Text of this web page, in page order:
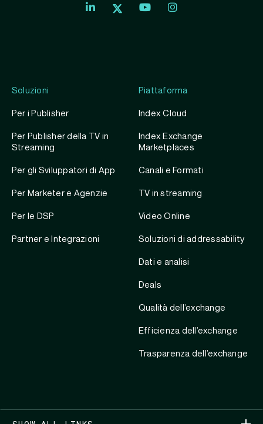
Soluzioni
Per i Publisher
Per Publisher della TV in
Streaming
Per gli Sviluppatori di App
Per Marketer e Agenzie
Per le DSP
Partner e Integrazioni
Piattaforma
Index Cloud
Index Exchange
Marketplaces
Canali e Formati
TV in streaming
Video Online
Soluzioni di addressability
Dati e analisi
Deals
Qualità dell’exchange
Efficienza dell’exchange
Trasparenza dell’exchange